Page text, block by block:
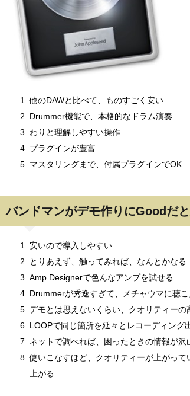
他のDAWと比べて、ものすごく安い
Drummer機能で、本格的なドラム演奏
わりと理解しやすい操作
プラグインが豊富
マスタリングまで、付属プラグインでOK
バンドマンがデモ作りにGoodだ
安いので導入しやすい
とりあえず、触ってみれば、なんとかなる
Amp Designerで色んなアンプを試せる
Drummerが秀逸すぎて、メチャウマに聴こ
デモとは思えないくらい、クオリティーの
LOOPで同じ箇所を延々とレコーディング
ネットで調べれば、困ったときの情報が沢
使いこなすほど、クオリティーが上がっ
上がる